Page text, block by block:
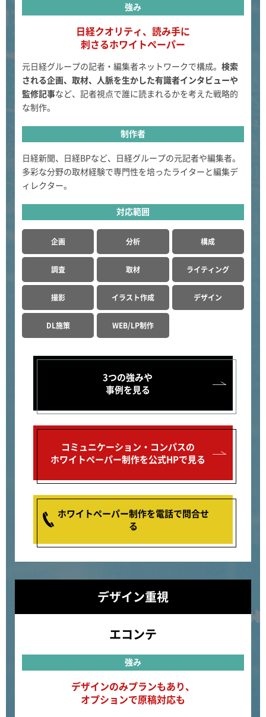
強み
日経クオリティ、読み手に
刺さるホワイトペーパー
元日経グループの記者・編集者ネットワークで構成。 検索
される企画、取材、人脈を生かした有識者インタビューや
監修記事など、記者視点で誰に読まれるかを考えた戦略的
な制作。
制作者
日経新聞、日経BPなど、日経グループの元記者や編集者。
多彩な分野の取材経験で専門性を培ったライターと編集デ
ィレクター。
対応範囲
企画 分析 構成
調査 取材 ライティング
撮影 イラスト作成 デザイン
DL施策 WEB/LP制作
3つの強みや
事例を見る
コミュニケーション・コンパスの
ホワイトペーパー制作を公式HPで見る
ホワイトペーパー制作を電話で問合せ
る
デザイン重視
エコンテ
強み
デザインのみプランもあり、
オプションで原稿対応も